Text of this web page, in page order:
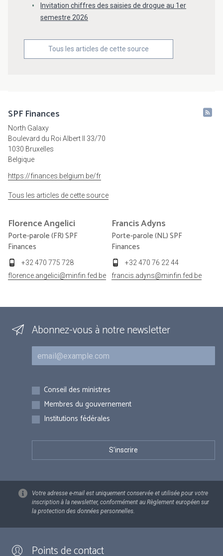
Invitation chiffres des saisies de drogue au 1er
semestre 2026
Tous les articles de cette source
SPF Finances
North Galaxy
Boulevard du Roi Albert II 33/70
1030 Bruxelles
Belgique
https://finances.belgium.be/fr
Tous les articles de cette source
FlorenceAngelici
Porte-parole (FR) SPF
Finances
+32 470 775 728
florence.angelici@minfin.fed.be
FrancisAdyns
Porte-parole (NL) SPF
Finances
+32 470 76 22 44
francis.adyns@minfin.fed.be
Abonnez-vous à notre newsletter
Courriel
Inscriptions
Conseil des ministres
Membres du gouvernement
Institutions fédérales
Votre adresse e-mail est uniquement conservée et utilisée pour votre
inscription à la newsletter, conformément au Règlement européen sur
la protection des données personnelles.
Points de contact